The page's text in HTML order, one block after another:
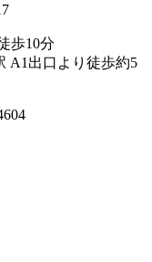
歩10分
A1出口より徒歩約5